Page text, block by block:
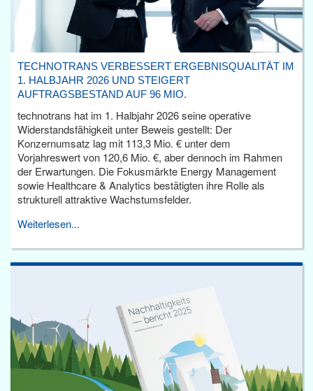
TECHNOTRANS VERBESSERT ERGEBNISQUALITÄT IM
1. HALBJAHR 2026 UND STEIGERT
AUFTRAGSBESTAND AUF 96 MIO.
technotrans hat im 1. Halbjahr 2026 seine operative
Widerstandsfähigkeit unter Beweis gestellt: Der
Konzernumsatz lag mit 113,3 Mio. € unter dem
Vorjahreswert von 120,6 Mio. €, aber dennoch im Rahmen
der Erwartungen. Die Fokusmärkte Energy Management
sowie Healthcare & Analytics bestätigten ihre Rolle als
strukturell attraktive Wachstumsfelder.
Weiterlesen...